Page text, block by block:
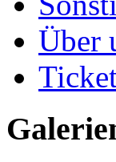
Über